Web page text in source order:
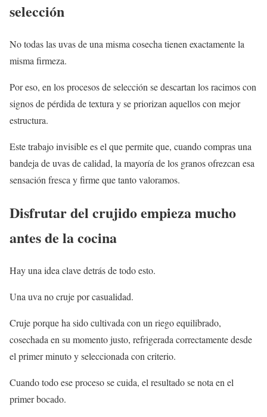
selección
No todas las uvas de una misma cosecha tienen exactamente la
misma firmeza.
Por eso, en los procesos de selección se descartan los racimos con
signos de pérdida de textura y se priorizan aquellos con mejor
estructura.
Este trabajo invisible es el que permite que, cuando compras una
bandeja de uvas de calidad, la mayoría de los granos ofrezcan esa
sensación fresca y firme que tanto valoramos.
Disfrutar del crujido empieza mucho
antes de la cocina
Hay una idea clave detrás de todo esto.
Una uva no cruje por casualidad.
Cruje porque ha sido cultivada con un riego equilibrado,
cosechada en su momento justo, refrigerada correctamente desde
el primer minuto y seleccionada con criterio.
Cuando todo ese proceso se cuida, el resultado se nota en el
primer bocado.